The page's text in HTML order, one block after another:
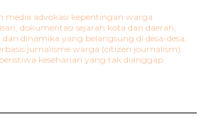
media advokasi kepentingan warga
dokumentasi sejarah kota dan daerah,
dinamika yang belangsung di desa-desa,
jurnalisme warga (citizen journalism),
keseharian yang tak dianggap